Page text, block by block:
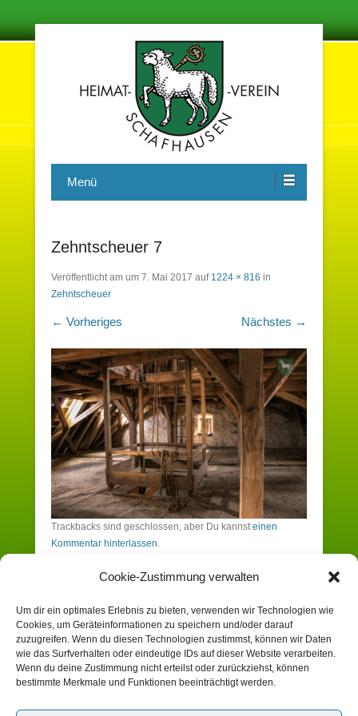
Cookie-Zustimmung verwalten
Um dir ein optimales Erlebnis zu bieten, verwenden wir Technologien wie
Cookies, um Geräteinformationen zu speichern und/oder darauf
zuzugreifen. Wenn du diesen Technologien zustimmst, können wir Daten
wie das Surfverhalten oder eindeutige IDs auf dieser Website verarbeiten.
Wenn du deine Zustimmung nicht erteilst oder zurückziehst, können
bestimmte Merkmale und Funktionen beeinträchtigt werden.
Heimatverein Schafhausen e.V.
Menü
Zehntscheuer 7
Veröffentlicht am um 7. Mai 2017 auf 1224 × 816 in
Zehntscheuer
← Vorheriges Nächstes →
Trackbacks sind geschlossen, aber Du kannsteinen
Kommentar hinterlassen.
Du musst angemeldet sein, um einen
Kommentar zu erstellen.